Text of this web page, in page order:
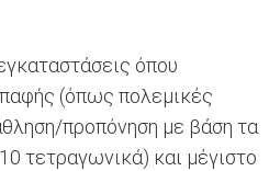
όπου
(όπως πολεμικές
προπόνηση με βάση τα
τετραγωνικά) και μέγιστο